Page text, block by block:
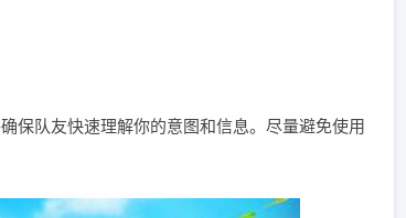
保队友快速理解你的意图和信息。尽量避免使用